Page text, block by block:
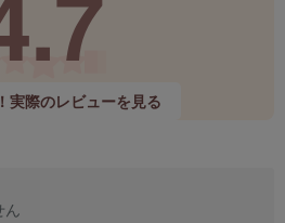
実際のレビューを見る
ん